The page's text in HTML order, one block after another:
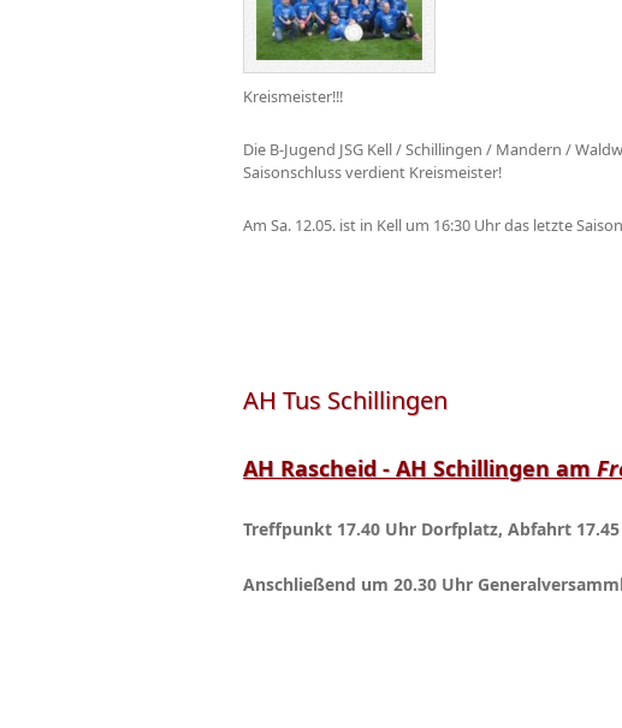
Kreismeister!!!
Die B-Jugend JSG Kell / Schillingen / Mandern /
Saisonschluss verdient Kreismeister!
Am Sa. 12.05. ist in Kell um 16:30 Uhr das letzte
AH Tus Schillingen
AH Rascheid - AH Schillingen am
Treffpunkt 17.40 Uhr Dorfplatz, Abfahrt
Anschließend um 20.30 Uhr